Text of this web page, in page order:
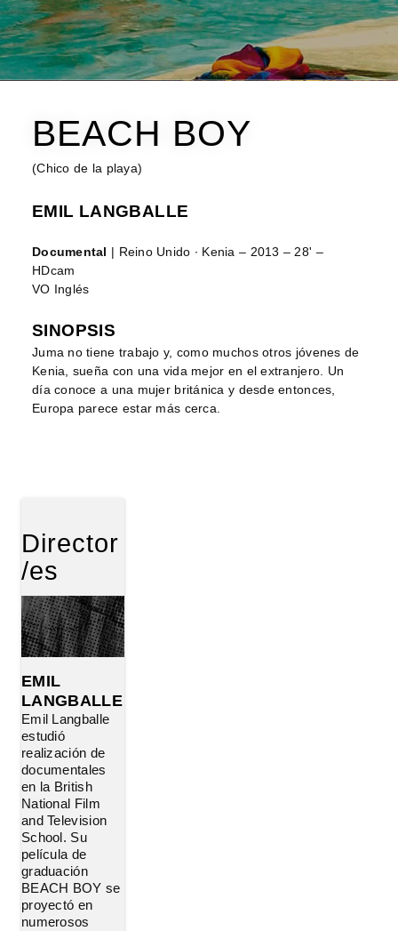
BEACH BOY
(Chico de la playa)
EMIL LANGBALLE
Documental
| Reino Unido ∙ Kenia – 2013 – 28' –
HDcam
VO Inglés
SINOPSIS
Juma no tiene trabajo y, como muchos otros jóvenes de
Kenia, sueña con una vida mejor en el extranjero. Un
día conoce a una mujer británica y desde entonces,
Europa parece estar más cerca.
Director
/es
EMIL
LANGBALLE
Emil Langballe
estudió
realización de
documentales
en la British
National Film
and Television
School. Su
película de
graduación
BEACH BOY se
proyectó en
numerosos